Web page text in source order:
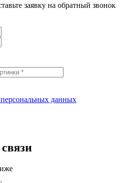
заявку на обратный звонок
персональных данных